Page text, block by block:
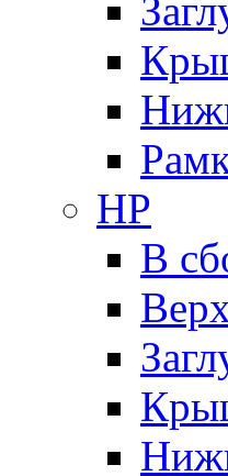
HP
В